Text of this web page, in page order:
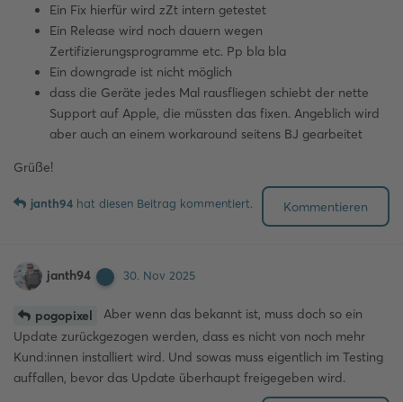
Ein Fix hierfür wird zZt intern getestet
Ein Release wird noch dauern wegen
Zertifizierungsprogramme etc. Pp bla bla
Ein downgrade ist nicht möglich
dass die Geräte jedes Mal rausfliegen schiebt der nette
Support auf Apple, die müssten das fixen. Angeblich wird
aber auch an einem workaround seitens BJ gearbeitet
Grüße!
Kommentieren
janth94 hat diesen Beitrag kommentiert.
janth94 30. Nov 2025
pogopixel
Aber wenn das bekannt ist, muss doch so ein
Update zurückgezogen werden, dass es nicht von noch mehr
Kund:innen installiert wird. Und sowas muss eigentlich im Testing
auffallen, bevor das Update überhaupt freigegeben wird.